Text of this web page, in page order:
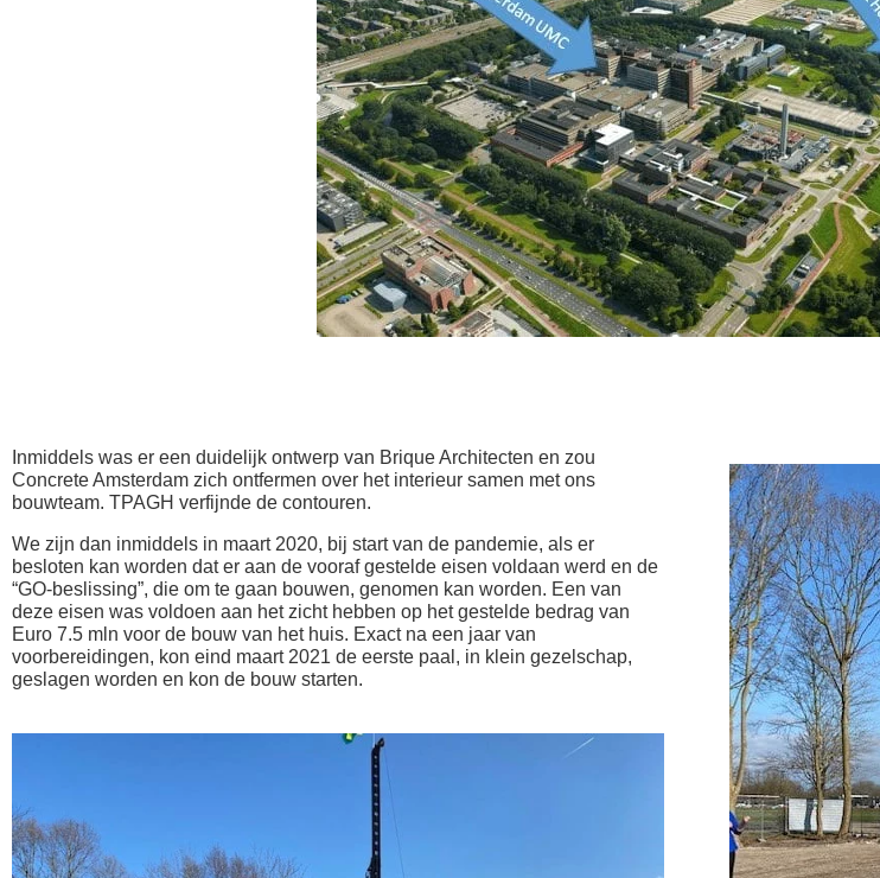
Inmiddels was er een duidelijk ontwerp van Brique Architecten en zou
Concrete Amsterdam zich ontfermen over het interieur samen met ons
bouwteam. TPAGH verfijnde de contouren.
We zijn dan inmiddels in maart 2020, bij start van de pandemie, als er
besloten kan worden dat er aan de vooraf gestelde eisen voldaan werd en de
“GO-beslissing”, die om te gaan bouwen, genomen kan worden. Een van
deze eisen was voldoen aan het zicht hebben op het gestelde bedrag van
Euro 7.5 mln voor de bouw van het huis. Exact na een jaar van
voorbereidingen, kon eind maart 2021 de eerste paal, in klein gezelschap,
geslagen worden en kon de bouw starten.